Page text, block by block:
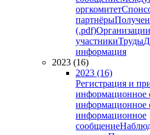
оргкомитет
партнёры
(.pdf)
участникиТруды
информация
2023 (16)
2023 (16)
Регистрация и
информационное
информационное
информационное
сообщение